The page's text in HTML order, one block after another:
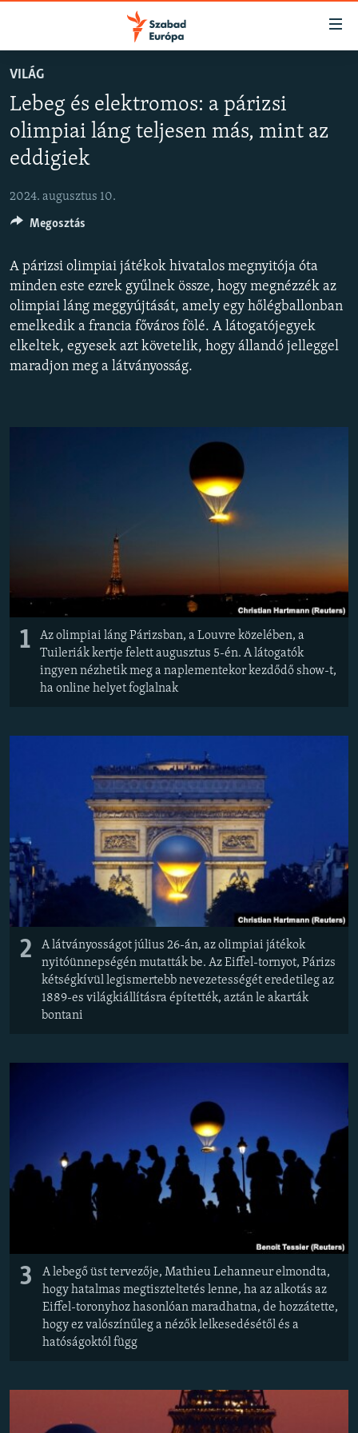
Akadálymentes
Ugrás
oldalra
Ugrás
AKTUÁLIS
PODCASTOK
VIDEÓK
ELEMZŐ
NER15
SZABADON
TÁRSADALOM
DEMOKRÁCIA
A PÉNZ NYOMÁBAN
EURÓPAI UNIÓ
Valamennyi RFE/RL weboldal
VILÁG
Lebeg és elektromos: a párizsi
olimpiai láng teljesen más, mint az
eddigiek
2024. augusztus 10.
A párizsi olimpiai játékok hivatalos megnyitója óta
minden este ezrek gyűlnek össze, hogy megnézzék az
olimpiai láng meggyújtását, amely egy hőlégballonban
emelkedik a francia főváros fölé. A látogatójegyek
elkeltek, egyesek azt követelik, hogy állandó jelleggel
maradjon meg a látványosság.
1
Az olimpiai láng Párizsban, a Louvre közelében, a
Tuileriák kertje felett augusztus 5-én. A látogatók
ingyen nézhetik meg a naplementekor kezdődő show-t,
ha online helyet foglalnak
2
A látványosságot július 26-án, az olimpiai játékok
nyitóünnepségén mutatták be. Az Eiffel-tornyot, Párizs
kétségkívül legismertebb nevezetességét eredetileg az
1889-es világkiállításra építették, aztán le akarták
bontani
3
A lebegő üst tervezője, Mathieu Lehanneur elmondta,
hogy hatalmas megtiszteltetés lenne, ha az alkotás az
Eiffel-toronyhoz hasonlóan maradhatna, de hozzátette,
hogy ez valószínűleg a nézők lelkesedésétől és a
hatóságoktól függ
Megosztás
FELIRATKOZÁS